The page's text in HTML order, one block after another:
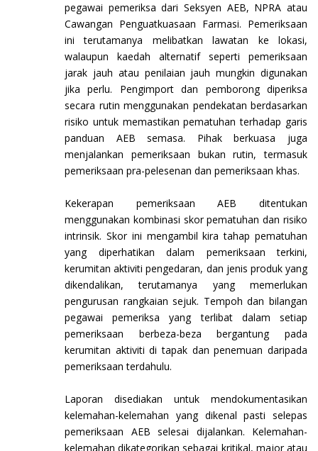
pegawai pemeriksa dari Seksyen AEB, NPRA atau
Cawangan Penguatkuasaan Farmasi. Pemeriksaan
ini terutamanya melibatkan lawatan ke lokasi,
walaupun kaedah alternatif seperti pemeriksaan
jarak jauh atau penilaian jauh mungkin digunakan
jika perlu. Pengimport dan pemborong diperiksa
secara rutin menggunakan pendekatan berdasarkan
risiko untuk memastikan pematuhan terhadap garis
panduan AEB semasa. Pihak berkuasa juga
menjalankan pemeriksaan bukan rutin, termasuk
pemeriksaan pra-pelesenan dan pemeriksaan khas.
Kekerapan pemeriksaan AEB ditentukan
menggunakan kombinasi skor pematuhan dan risiko
intrinsik. Skor ini mengambil kira tahap pematuhan
yang diperhatikan dalam pemeriksaan terkini,
kerumitan aktiviti pengedaran, dan jenis produk yang
dikendalikan, terutamanya yang memerlukan
pengurusan rangkaian sejuk. Tempoh dan bilangan
pegawai pemeriksa yang terlibat dalam setiap
pemeriksaan berbeza-beza bergantung pada
kerumitan aktiviti di tapak dan penemuan daripada
pemeriksaan terdahulu.
Laporan disediakan untuk mendokumentasikan
kelemahan-kelemahan yang dikenal pasti selepas
pemeriksaan AEB selesai dijalankan. Kelemahan-
kelemahan dikategorikan sebagai kritikal, major atau